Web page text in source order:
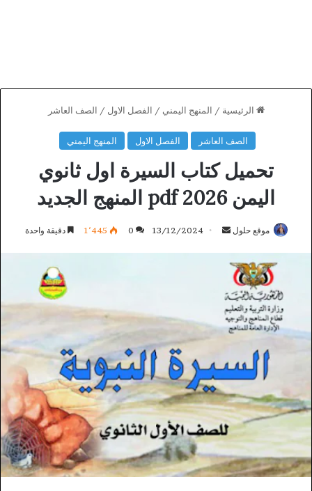
الرئيسية / المنهج اليمني / الفصل الاول / الصف العاشر
الصف العاشر الفصل الاول المنهج اليمني
تحميل كتاب السيرة اول ثانوي
اليمن 2026 pdf المنهج الجديد
موقع حلول
أرسل13/12/2024
0 1٬445 دقيقة واحدة